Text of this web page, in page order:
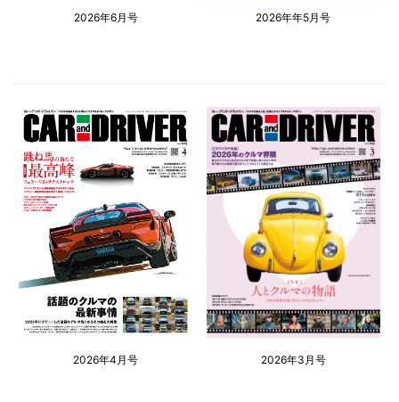
2026年6月号 2026年年5月号
2026年4月号 2026年3月号